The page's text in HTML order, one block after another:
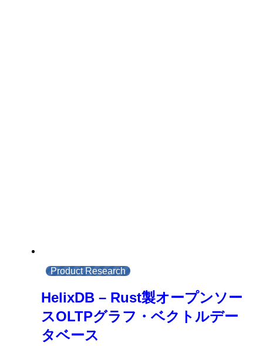
Product Research
HelixDB – Rust製オープンソー
スOLTPグラフ・ベクトルデー
タベース